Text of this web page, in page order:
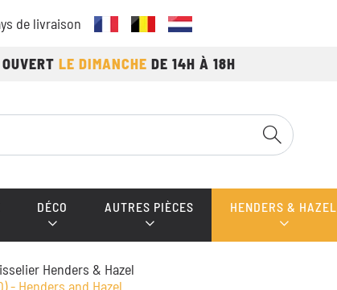
de livraison
LE DIMANCHE DE 14H À 18H
DÉCO AUTRES PIÈCES HENDERS & HAZEL
Henders & Hazel
- Henders and Hazel